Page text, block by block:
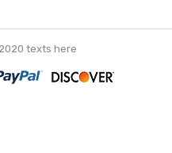
texts here